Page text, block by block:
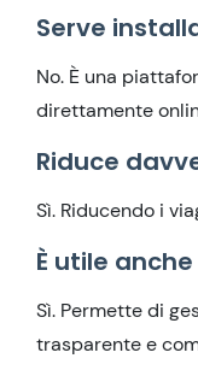
Serve
No. È una
direttamente
Riduce
Sì. Riducendo i
È utile
Sì. Permette di
trasparente e